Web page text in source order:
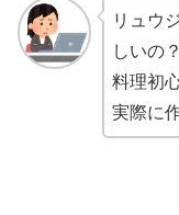
リュウ
しいの？
料理初
実際に